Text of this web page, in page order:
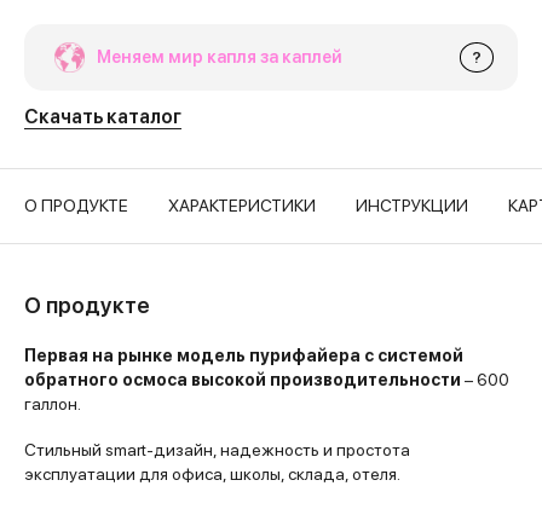
Меняем мир капля за каплей ?
Скачать каталог
О ПРОДУКТЕ ХАРАКТЕРИСТИКИ ИНСТРУКЦИИ
О продукте
Первая на рынке модель пурифайера с системой
обратного осмоса высокой производительности – 600
галлон.
Стильный smart-дизайн, надежность и простота
эксплуатации для офиса, школы, склада, отеля.